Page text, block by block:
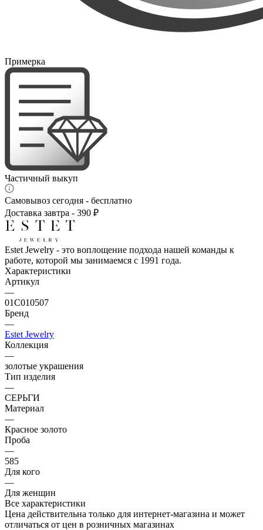
Примерка
Частичный выкуп
Самовывоз сегодня - бесплатно
Доставка завтра - 390 ₽
Estet Jewelry - это воплощение подхода нашей команды к
работе, которой мы занимаемся с 1991 года.
Характеристики
Артикул
—
01С010507
Бренд
—
Estet Jewelry
Коллекция
—
золотые украшения
Тип изделия
—
СЕРЬГИ
Материал
—
Красное золото
Проба
—
585
Для кого
—
Для женщин
Все характеристики
Цена действительна только для интернет-магазина и может
отличаться от цен в розничных магазинах